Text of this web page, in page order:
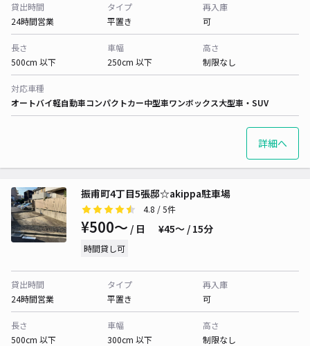
貸出時間
24時間営業
タイプ
平置き
再入庫
可
長さ
500cm 以下
車幅
250cm 以下
高さ
制限なし
対応車種
オートバイ軽自動車コンパクトカー中型車ワンボックス大型車・SUV
詳細へ
振甫町4丁目5張邸☆akippa駐車場
4.8 / 5件
¥500〜 / 日 ¥45〜 / 15分
時間貸し可
貸出時間
24時間営業
タイプ
平置き
再入庫
可
長さ
500cm 以下
車幅
300cm 以下
高さ
制限なし